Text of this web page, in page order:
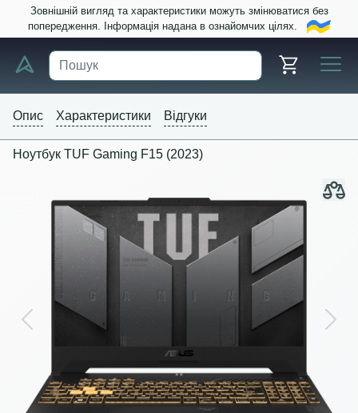
Зовнішній вигляд та характеристики можуть змінюватися без
попередження. Інформація надана в ознайомчих цілях.
Опис Характеристики Відгуки
Ноутбук TUF Gaming F15 (2023)
Previous Next